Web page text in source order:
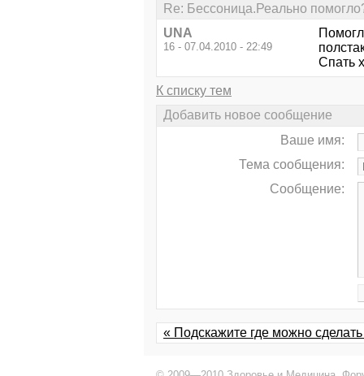
Re: Бессоница.Реально
UNA
16 - 07.04.2010 - 22:49
Спать
К списку тем
Добавить новое сообщение
Ваше имя:
Тема сообщения:
Сообщение:
« Подскажите где можно сделать